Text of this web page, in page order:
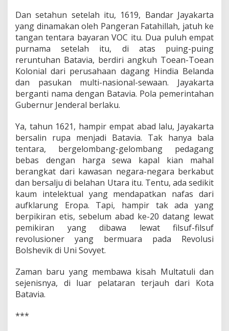
Dan setahun setelah itu, 1619, Bandar Jayakarta
yang dinamakan oleh Pangeran Fatahillah, jatuh ke
tangan tentara bayaran VOC itu. Dua puluh empat
purnama setelah itu, di atas puing-puing
reruntuhan Batavia, berdiri angkuh Toean-Toean
Kolonial dari perusahaan dagang Hindia Belanda
dan pasukan multi-nasional-sewaan. Jayakarta
berganti nama dengan Batavia. Pola pemerintahan
Gubernur Jenderal berlaku.
Ya, tahun 1621, hampir empat abad lalu, Jayakarta
bersalin rupa menjadi Batavia. Tak hanya bala
tentara, bergelombang-gelombang pedagang
bebas dengan harga sewa kapal kian mahal
berangkat dari kawasan negara-negara berkabut
dan bersalju di belahan Utara itu. Tentu, ada sedikit
kaum intelektual yang mendapatkan nafas dari
aufklarung Eropa. Tapi, hampir tak ada yang
berpikiran etis, sebelum abad ke-20 datang lewat
pemikiran yang dibawa lewat filsuf-filsuf
revolusioner yang bermuara pada Revolusi
Bolshevik di Uni Sovyet.
Zaman baru yang membawa kisah Multatuli dan
sejenisnya, di luar pelataran terjauh dari Kota
Batavia.
***